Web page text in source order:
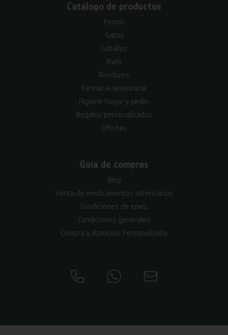
Catálogo de productos
Perros
Gatos
Caballos
Aves
Roedores
Farmacia veterinaria
Higiene hogar y jardín
Regalos personalizados
Ofertas
Guía de compras
Blog
Venta de medicamentos veterinarios
Condiciones de envío
Condiciones generales
Compra y Atención Personalizada